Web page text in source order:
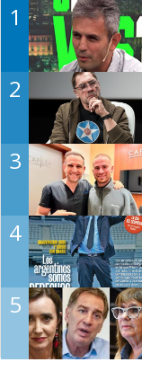
1
2
3
4
5